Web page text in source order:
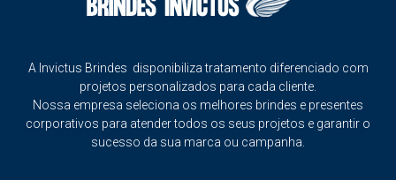
A Invictus Brindes disponibiliza tratamento diferenciado com
projetos personalizados para cada cliente.
Nossa empresa seleciona os melhores brindes e presentes
corporativos para atender todos os seus projetos e garantir o
sucesso da sua marca ou campanha.